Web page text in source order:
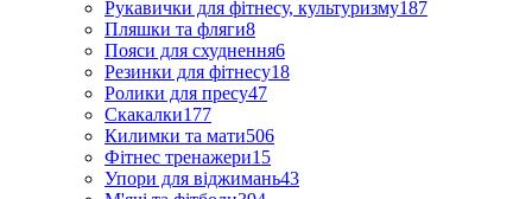
Рукавички для фітнесу, культуризму187
Пляшки та фляги8
Пояси для схуднення6
Резинки для фітнесу18
Ролики для пресу47
Скакалки177
Килимки та мати506
Фітнес тренажери15
Упори для віджимань43